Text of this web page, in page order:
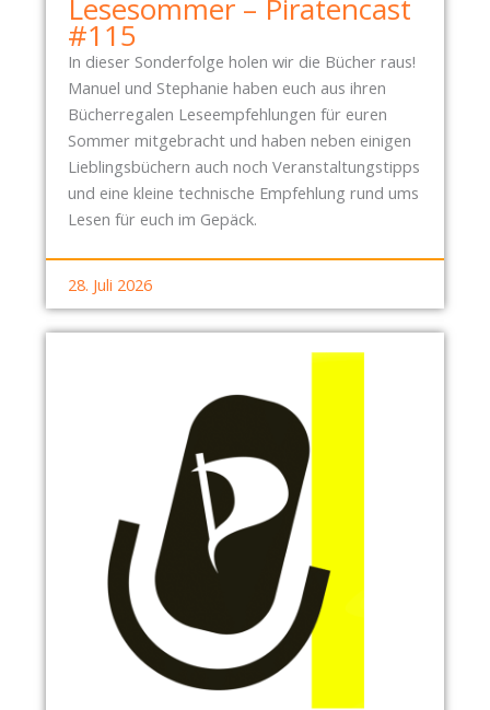
E
F
F
R
O
T
Z
E
N
G
D
S
O
N
Lesesommer – Piratencast
#115
In dieser Sonderfolge holen wir die Bücher raus!
Manuel und Stephanie haben euch aus ihren
Bücherregalen Leseempfehlungen für euren
Sommer mitgebracht und haben neben einigen
Lieblingsbüchern auch noch Veranstaltungstipps
und eine kleine technische Empfehlung rund ums
Lesen für euch im Gepäck.
28. Juli 2026